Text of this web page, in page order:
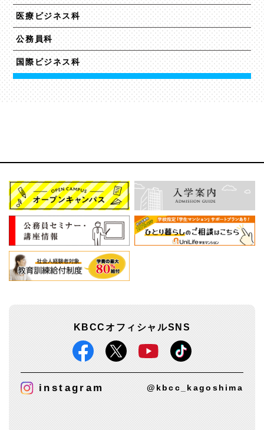
医療ビジネス科
公務員科
国際ビジネス科
KBCCオフィシャルSNS
instagram @kbcc_kagoshima